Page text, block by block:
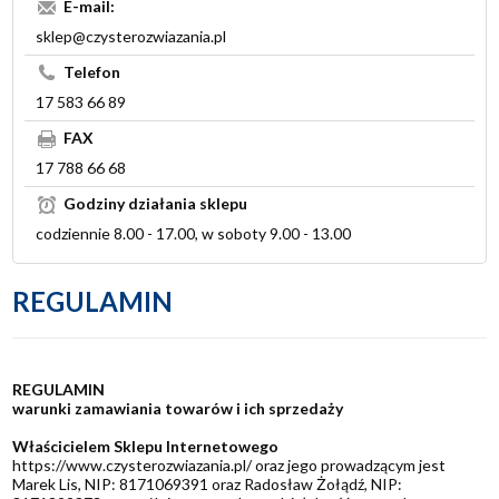
E-mail:
sklep@czysterozwiazania.pl
Telefon
17 583 66 89
FAX
17 788 66 68
Godziny działania sklepu
codziennie 8.00 - 17.00, w soboty 9.00 - 13.00
REGULAMIN
REGULAMIN
warunki zamawiania towarów i ich sprzedaży
Właścicielem Sklepu Internetowego
https://www.czysterozwiazania.pl/oraz jego prowadzącym jest
Marek Lis, NIP: 8171069391 oraz Radosław Żołądź, NIP: